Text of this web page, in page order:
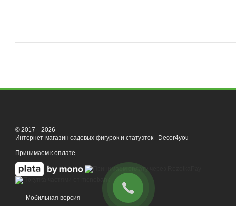
© 2017—2026
Интернет-магазин садовых фигурок и статуэток - Decor4you
Принимаем к оплате
Мобильная версия